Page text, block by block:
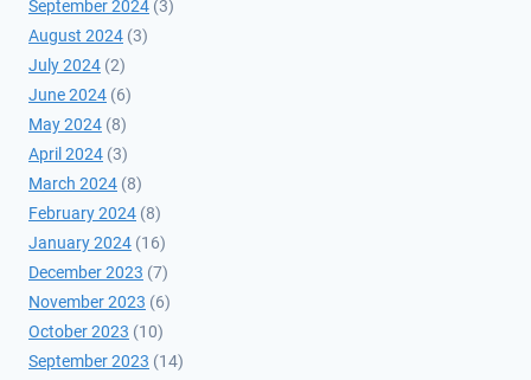
September 2024 (3)
August 2024 (3)
July 2024 (2)
June 2024 (6)
May 2024 (8)
April 2024 (3)
March 2024 (8)
February 2024 (8)
January 2024 (16)
December 2023 (7)
November 2023 (6)
October 2023 (10)
September 2023 (14)